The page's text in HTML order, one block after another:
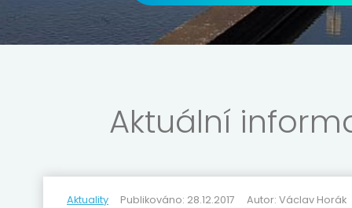
Aktuální
Aktuality Publikováno: 28.12.2017 Autor: Václav Horák